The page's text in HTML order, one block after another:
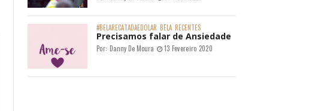
#BELARECATADAEDOLAR BELA RECENTES
Precisamos falar de Ansiedade
Por: Danny De Moura 13 Fevereiro 2020